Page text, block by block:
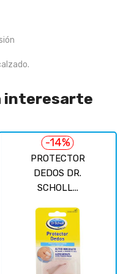
interesarte
PROTECTOR
DEDOS DR.
SCHOLL...
-14%